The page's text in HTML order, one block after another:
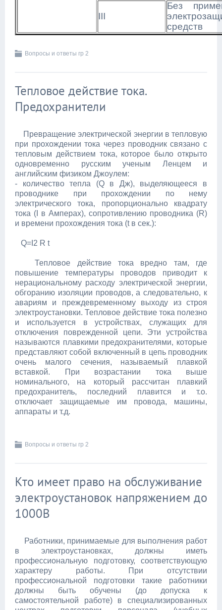
III
Без
средств
Вопросы и ответы гр 2
Тепловое действие тока.
Предохранители
Превращение электрической энергии в тепловую
при прохождении тока через проводник связано с
тепловым действием тока, которое было открыто
одновременно русским ученым Ленцем и
английским физиком Джоулем:
- количество тепла (Q в Дж), выделяющееся в
проводнике при прохождении по нему
электрического тока, пропорционально квадрату
тока (I в Амперах), сопротивлению проводника (R)
и времени прохождения тока (t в сек.):
Q=I2 R t
Тепловое действие тока вредно там, где
повышение температуры проводов приводит к
нерациональному расходу электрической энергии,
обгоранию изоляции проводов, а следовательно, к
авариям и преждевременному выходу из строя
электроустановки. Тепловое действие тока полезно
и используется в устройствах, служащих для
отключения поврежденной цепи. Эти устройства
называются плавкими предохранителями, которые
представляют собой включенный в цепь проводник
очень малого сечения, называемый плавкой
вставкой. При возрастании тока выше
номинального, на который рассчитан плавкий
предохранитель, последний плавится и т.о.
отключает защищаемые им провода, машины,
аппараты и т.д.
Вопросы и ответы гр 2
Кто имеет право на обслуживание
электроустановок напряжением до
1000В
Работники, принимаемые для выполнения работ
в электроустановках, должны иметь
профессиональную подготовку, соответствующую
характеру работы. При отсутствии
профессиональной подготовки такие работники
должны быть обучены (до допуска к
самостоятельной работе) в специализированных